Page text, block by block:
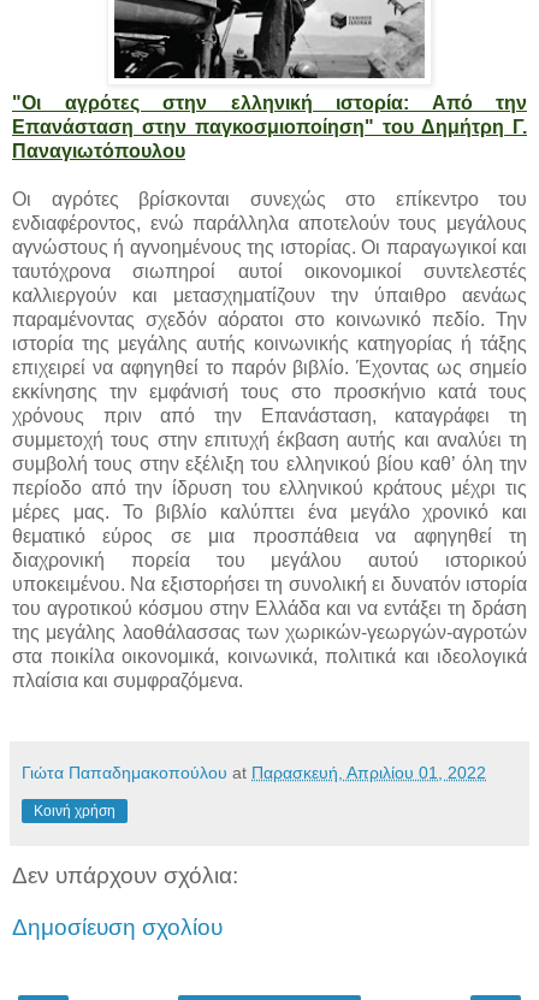
"Οι αγρότες στην ελληνική ιστορία: Από την
Επανάσταση στην παγκοσμιοποίηση" του Δημήτρη Γ.
Παναγιωτόπουλου
Οι αγρότες βρίσκονται συνεχώς στο επίκεντρο του
ενδιαφέροντος, ενώ παράλληλα αποτελούν τους μεγάλους
αγνώστους ή αγνοημένους της ιστορίας. Οι παραγωγικοί και
ταυτόχρονα σιωπηροί αυτοί οικονομικοί συντελεστές
καλλιεργούν και μετασχηματίζουν την ύπαιθρο αενάως
παραμένοντας σχεδόν αόρατοι στο κοινωνικό πεδίο. Την
ιστορία της μεγάλης αυτής κοινωνικής κατηγορίας ή τάξης
επιχειρεί να αφηγηθεί το παρόν βιβλίο. Έχοντας ως σημείο
εκκίνησης την εμφάνισή τους στο προσκήνιο κατά τους
χρόνους πριν από την Επανάσταση, καταγράφει τη
συμμετοχή τους στην επιτυχή έκβαση αυτής και αναλύει τη
συμβολή τους στην εξέλιξη του ελληνικού βίου καθ’ όλη την
περίοδο από την ίδρυση του ελληνικού κράτους μέχρι τις
μέρες μας. Το βιβλίο καλύπτει ένα μεγάλο χρονικό και
θεματικό εύρος σε μια προσπάθεια να αφηγηθεί τη
διαχρονική πορεία του μεγάλου αυτού ιστορικού
υποκειμένου. Να εξιστορήσει τη συνολική ει δυνατόν ιστορία
του αγροτικού κόσμου στην Ελλάδα και να εντάξει τη δράση
της μεγάλης λαοθάλασσας των χωρικών-γεωργών-αγροτών
στα ποικίλα οικονομικά, κοινωνικά, πολιτικά και ιδεολογικά
πλαίσια και συμφραζόμενα.
Γιώτα Παπαδημακοπούλου at Παρασκευή, Απριλίου 01, 2022
Κοινή χρήση
Δεν υπάρχουν σχόλια:
Δημοσίευση σχολίου